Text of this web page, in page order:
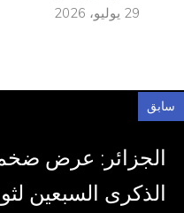
29 يوليو، 2026
سابق
الجزائر: عرض
الذكرى السبعين